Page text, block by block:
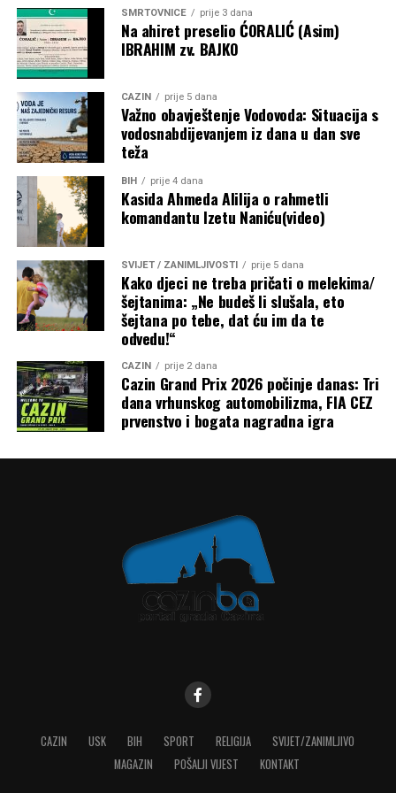
historijskog Mundijala 2030., koji će biti održan na tri
kontinenta i u šest država.
Share
Share
Tweet Share
SMRTOVNICE prije 3 dana
Na ahiret preselio ĆORALIĆ (Asim)
IBRAHIM zv. BAJKO
CAZIN prije 5 dana
Važno obavještenje Vodovoda: Situacija s
vodosnabdijevanjem iz dana u dan sve
teža
BIH prije 4 dana
Kasida Ahmeda Alilija o rahmetli
komandantu Izetu Naniću(video)
SVIJET / ZANIMLJIVOSTI prije 5 dana
Kako djeci ne treba pričati o melekima/
šejtanima: „Ne budeš li slušala, eto
šejtana po tebe, dat ću im da te
odvedu!“
CAZIN prije 2 dana
Cazin Grand Prix 2026 počinje danas: Tri
dana vrhunskog automobilizma, FIA CEZ
prvenstvo i bogata nagradna igra
CAZIN USK BIH SPORT RELIGIJA
SVIJET/ZANIMLJIVO
MAGAZIN
POŠALJI VIJEST KONTAKT